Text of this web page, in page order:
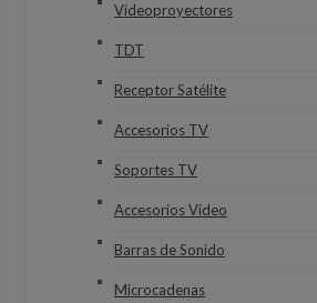
Videoproyectores
TDT
Receptor Satélite
Accesorios TV
Soportes TV
Accesorios Video
Barras de Sonido
Microcadenas